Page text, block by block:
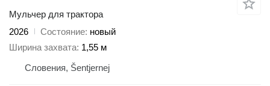
Мульчер для трактора
2026
Состояние новый
Ширина захвата 1,55 м
Словения, Šentjernej